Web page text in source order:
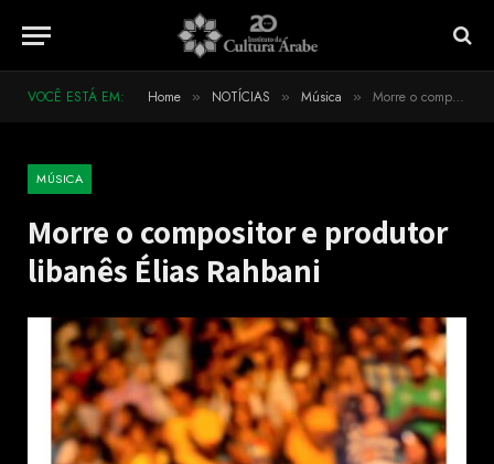
VOCÊ ESTÁ EM: Home » NOTÍCIAS » Música » Morre o compositor e produtor libanês Élias Rahbani
MÚSICA
Morre o compositor e produtor
libanês Élias Rahbani